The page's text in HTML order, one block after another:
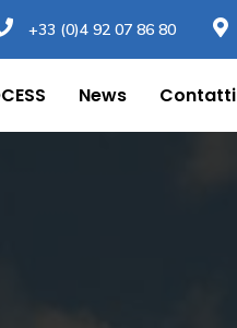
+33 (0)4 92 07 86 80
News Contatti